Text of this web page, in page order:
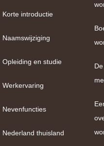
Korte introductie
Naamswijziging
Opleiding en studie
Werkervaring
Nevenfuncties
Nederland thuisland